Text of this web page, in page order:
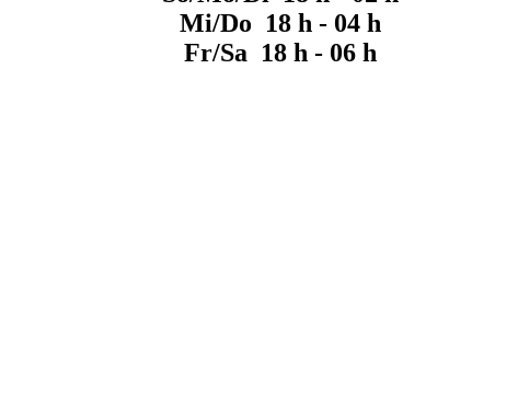
Mi/Do 18 h - 04 h
Fr/Sa 18 h - 06 h